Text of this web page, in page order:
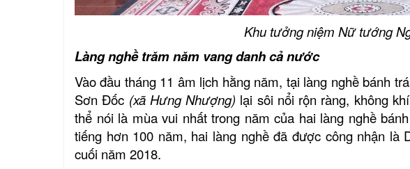
Khu tưởng niệm Nữ tướng
Làng nghề trăm năm vang danh cả nước
Vào đầu tháng 11 âm lịch hằng năm, tại làng nghề bánh
Sơn Đốc (xã Hưng Nhượng) lại sôi nổi rộn ràng, không
thể nói là mùa vui nhất trong năm của hai làng nghề
tiếng hơn 100 năm, hai làng nghề đã được công nhận là
cuối năm 2018.